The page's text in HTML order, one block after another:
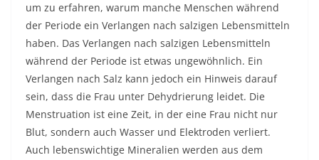
um zu erfahren, warum manche Menschen während
der Periode ein Verlangen nach salzigen Lebensmitteln
haben. Das Verlangen nach salzigen Lebensmitteln
während der Periode ist etwas ungewöhnlich. Ein
Verlangen nach Salz kann jedoch ein Hinweis darauf
sein, dass die Frau unter Dehydrierung leidet. Die
Menstruation ist eine Zeit, in der eine Frau nicht nur
Blut, sondern auch Wasser und Elektroden verliert.
Auch lebenswichtige Mineralien werden aus dem